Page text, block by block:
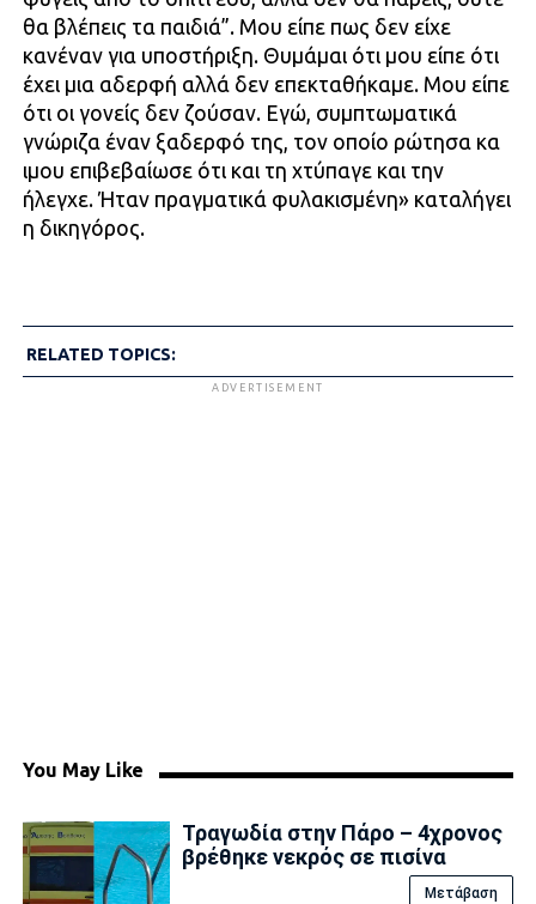
θα βλέπεις τα παιδιά”. Μου είπε πως δεν είχε
κανέναν για υποστήριξη. Θυμάμαι ότι μου είπε ότι
έχει μια αδερφή αλλά δεν επεκταθήκαμε. Μου είπε
ότι οι γονείς δεν ζούσαν. Εγώ, συμπτωματικά
γνώριζα έναν ξαδερφό της, τον οποίο ρώτησα κα
ιμου επιβεβαίωσε ότι και τη χτύπαγε και την
ήλεγχε. Ήταν πραγματικά φυλακισμένη» καταλήγει
η δικηγόρος.
RELATED TOPICS:
ADVERTISEMENT
You May Like
Τραγωδία στην Πάρο – 4χρονος
βρέθηκε νεκρός σε πισίνα
Μετάβαση